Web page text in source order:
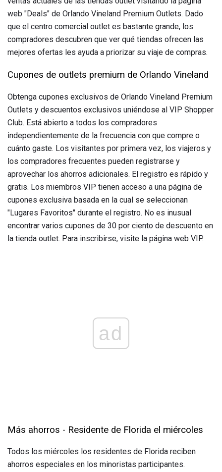
web "Deals" de Orlando Vineland Premium Outlets. Dado
que el centro comercial outlet es bastante grande, los
compradores descubren que ver qué tiendas ofrecen las
mejores ofertas les ayuda a priorizar su viaje de compras.
Cupones de outlets premium de Orlando Vineland
Obtenga cupones exclusivos de Orlando Vineland Premium
Outlets y descuentos exclusivos uniéndose al VIP Shopper
Club. Está abierto a todos los compradores
independientemente de la frecuencia con que compre o
cuánto gaste. Los visitantes por primera vez, los viajeros y
los compradores frecuentes pueden registrarse y
aprovechar los ahorros adicionales. El registro es rápido y
gratis. Los miembros VIP tienen acceso a una página de
cupones exclusiva basada en la cual se seleccionan
"Lugares Favoritos" durante el registro. No es inusual
encontrar varios cupones de 30 por ciento de descuento en
la tienda outlet. Para inscribirse, visite la página web VIP.
ad
Más ahorros - Residente de Florida el miércoles
Todos los miércoles los residentes de Florida reciben
ahorros especiales en los minoristas participantes.